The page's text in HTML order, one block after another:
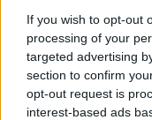
If you wish to opt-out
processing of your
targeted advertising
section to confirm
opt-out request is
interest-based ads
lehet követni.
Háromszék